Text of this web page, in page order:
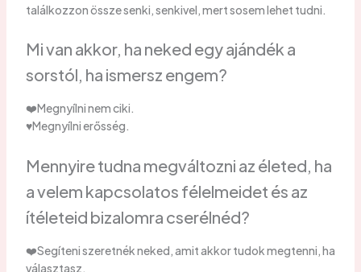
találkozzon össze senki, senkivel, mert sosem lehet tudni.
Mi van akkor, ha neked egy ajándék a
sorstól, ha ismersz engem?
❤️Megnyílni nem ciki.
♥️Megnyílni erősség.
Mennyire tudna megváltozni az életed, ha
a velem kapcsolatos félelmeidet és az
ítéleteid bizalomra cserélnéd?
❤️Segíteni szeretnék neked, amit akkor tudok megtenni, ha
választasz.